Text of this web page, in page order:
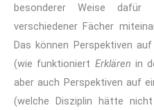
besonderer Weise dafür
verschiedener Fächer
Das können Perspektiven
(wie funktioniert Erklären in
aber auch Perspektiven auf
(welche Disziplin hätte